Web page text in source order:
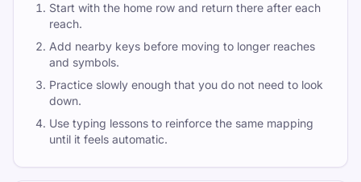
Start with the home row and return there after each
reach.
Add nearby keys before moving to longer reaches
and symbols.
Practice slowly enough that you do not need to look
down.
Use typing lessons to reinforce the same mapping
until it feels automatic.